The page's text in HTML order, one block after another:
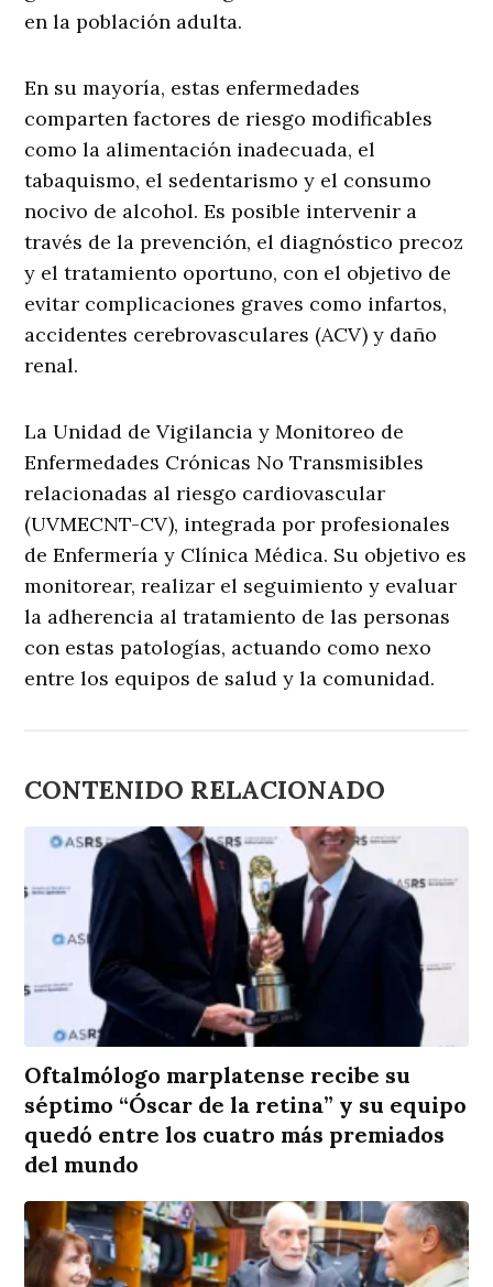
en la población adulta.
En su mayoría, estas enfermedades
comparten factores de riesgo modificables
como la alimentación inadecuada, el
tabaquismo, el sedentarismo y el consumo
nocivo de alcohol. Es posible intervenir a
través de la prevención, el diagnóstico precoz
y el tratamiento oportuno, con el objetivo de
evitar complicaciones graves como infartos,
accidentes cerebrovasculares (ACV) y daño
renal.
La Unidad de Vigilancia y Monitoreo de
Enfermedades Crónicas No Transmisibles
relacionadas al riesgo cardiovascular
(UVMECNT-CV), integrada por profesionales
de Enfermería y Clínica Médica. Su objetivo es
monitorear, realizar el seguimiento y evaluar
la adherencia al tratamiento de las personas
con estas patologías, actuando como nexo
entre los equipos de salud y la comunidad.
CONTENIDO RELACIONADO
Oftalmólogo marplatense recibe su
séptimo “Óscar de la retina” y su equipo
quedó entre los cuatro más premiados
del mundo